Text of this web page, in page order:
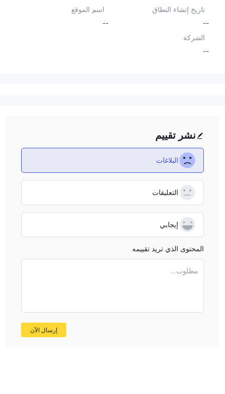
تاريخ إنشاء النطاق
--
اسم الموقع
--
الشركة
--
نشر تقييم
البلاغات
التعليقات
إيجابي
المحتوى الذي تريد تقييمه
مطلوب...
إرسال الآن